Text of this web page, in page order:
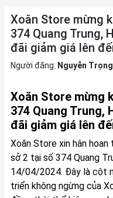
Xoăn Store mừng
374 Quang Trung,
đãi giảm giá lên
Người đăng: Nguyễn
Xoăn Store mừng
374 Quang Trung,
đãi giảm giá lên
Xoăn Store xin hân
sở 2 tại số 374 Quang
14/04/2024. Đây là cột
triển không ngừng của